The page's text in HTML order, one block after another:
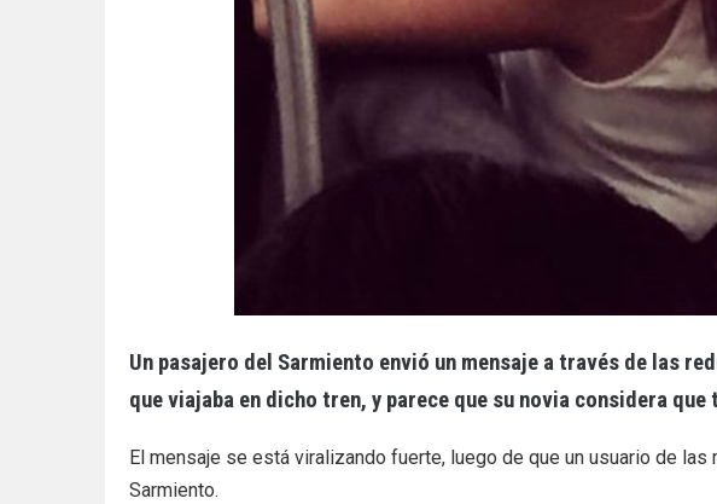
Un pasajero del Sarmiento envió un mensaje a través de las
que viajaba en dicho tren, y parece que su novia considera
El mensaje se está viralizando fuerte, luego de que un usuario de
Sarmiento.